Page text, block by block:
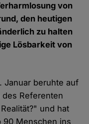
von
den heutigen
zu halten
Lösbarkeit von
Januar beruhte auf
Referenten
und hat
90 Menschen ins